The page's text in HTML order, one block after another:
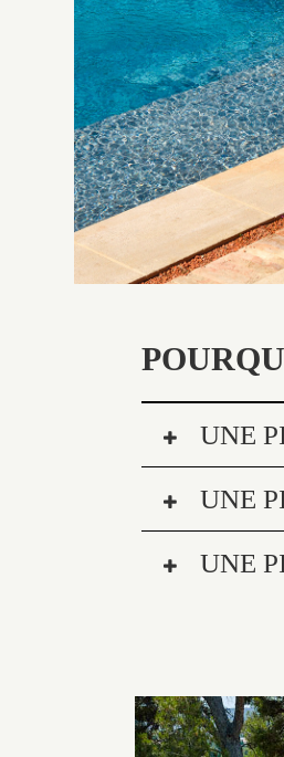
UNE
UNE
UNE